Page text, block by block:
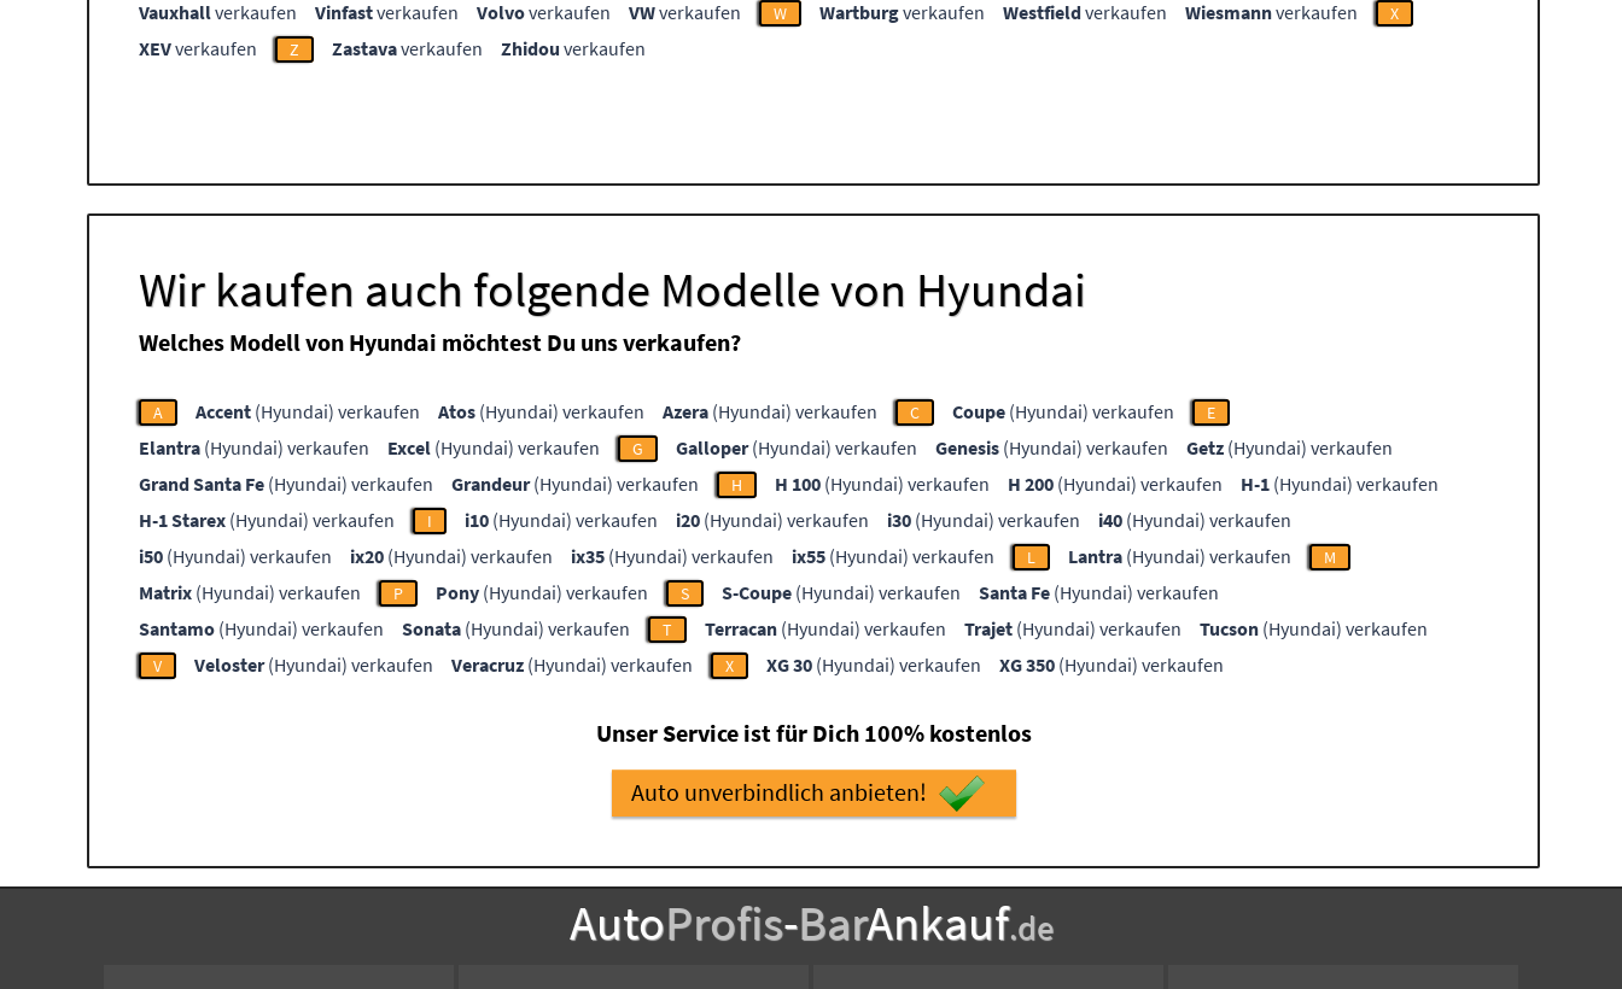
Vauxhallverkaufen Vinfastverkaufen Volvoverkaufen VWverkaufen W Wartburgverkaufen Westfieldverkaufen Wiesmannverkaufen X
XEVverkaufen Z Zastavaverkaufen Zhidou verkaufen
Wir kaufen auch folgende Modelle von Hyundai
Welches Modell von Hyundai möchtest Du uns verkaufen?
A Accent (Hyundai) verkaufen Atos (Hyundai) verkaufen Azera (Hyundai) verkaufen C Coupe (Hyundai) verkaufen E
Elantra (Hyundai) verkaufen Excel (Hyundai) verkaufen G Galloper(Hyundai) verkaufen Genesis (Hyundai) verkaufen Getz (Hyundai) verkaufen
Grand Santa Fe (Hyundai) verkaufen Grandeur(Hyundai) verkaufen H H 100 (Hyundai) verkaufen H 200 (Hyundai) verkaufen H-1 (Hyundai) verkaufen
H-1 Starex (Hyundai) verkaufen I i10 (Hyundai) verkaufen i20 (Hyundai) verkaufen i30 (Hyundai) verkaufen i40 (Hyundai) verkaufen
i50 (Hyundai) verkaufen ix20 (Hyundai) verkaufen ix35 (Hyundai) verkaufen ix55 (Hyundai) verkaufen L Lantra (Hyundai) verkaufen M
Matrix (Hyundai) verkaufen P Pony (Hyundai) verkaufen S S-Coupe (Hyundai) verkaufen Santa Fe (Hyundai) verkaufen
Santamo (Hyundai) verkaufen Sonata (Hyundai) verkaufen T Terracan (Hyundai) verkaufen Trajet (Hyundai) verkaufen Tucson (Hyundai) verkaufen
V Veloster(Hyundai) verkaufen Veracruz (Hyundai) verkaufen X XG 30 (Hyundai) verkaufen XG 350 (Hyundai) verkaufen
Unser Service ist für Dich 100% kostenlos
Auto unverbindlich anbieten!
AutoProfis-BarAnkauf.de